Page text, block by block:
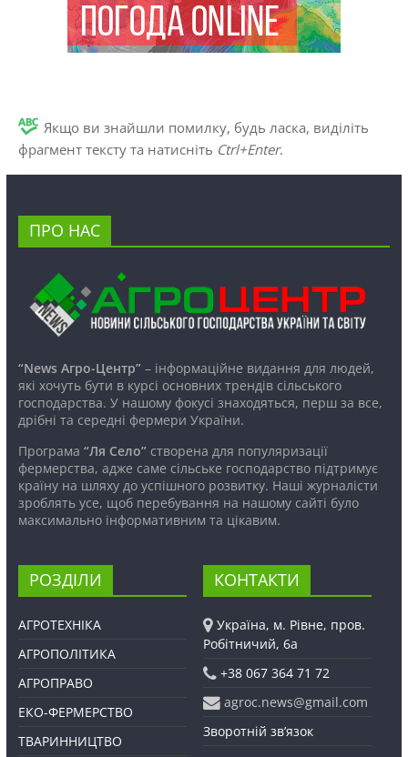
Якщо ви знайшли помилку, будь ласка, виділіть
фрагмент тексту та натисніть Ctrl+Enter.
ПРО НАС
“News Агро-Центр”– інформаційне видання для людей,
які хочуть бути в курсі основних трендів сільського
господарства. У нашому фокусі знаходяться, перш за все,
дрібні та середні фермери України.
Програма “Ля Село”створена для популяризації
фермерства, адже саме сільське господарство підтримує
країну на шляху до успішного розвитку. Наші журналісти
зроблять усе, щоб перебування на нашому сайті було
максимально інформативним та цікавим.
РОЗДІЛИ
АГРОТЕХНІКА
АГРОПОЛІТИКА
АГРОПРАВО
ЕКО-ФЕРМЕРСТВО
ТВАРИННИЦТВО
КОНТАКТИ
Україна, м. Рівне, пров.
Робітничий, 6а
+38 067 364 71 72
agroc.news@gmail.com
Зворотній зв’язок